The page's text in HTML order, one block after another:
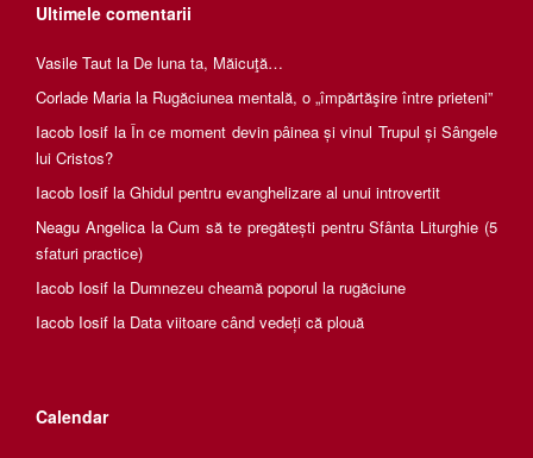
Ultimele comentarii
Vasile Taut la De luna ta, Măicuţă…
Corlade Maria la Rugăciunea mentală, o „împărtăşire între prieteni”
Iacob Iosif la În ce moment devin pâinea și vinul Trupul și Sângele
lui Cristos?
Iacob Iosif la Ghidul pentru evanghelizare al unui introvertit
Neagu AngelicalaCum să te pregătești pentru Sfânta Liturghie (5
sfaturi practice)
Iacob Iosif la Dumnezeu cheamă poporul la rugăciune
Iacob Iosif la Data viitoare când vedeți că plouă
Calendar